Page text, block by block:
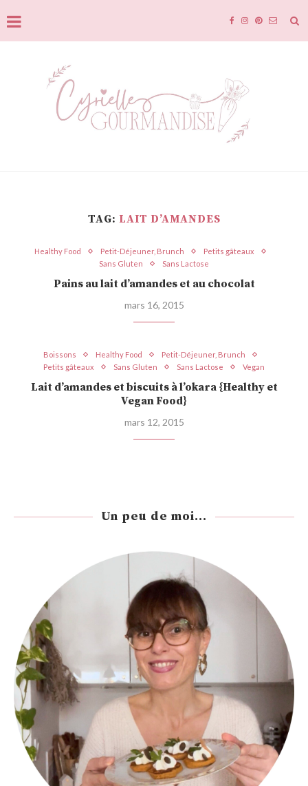
TAG: LAIT D’AMANDES
Healthy Food Petit-Déjeuner, Brunch
Petits gâteaux
Sans Gluten
Sans Lactose
Pains au lait d’amandes et au chocolat
mars 16, 2015
Boissons Healthy Food
Petit-Déjeuner, Brunch
Petits gâteaux
Sans Gluten Sans Lactose Vegan
Lait d’amandes et biscuits à l’okara {Healthy et
Vegan Food}
mars 12, 2015
Un peu de moi...